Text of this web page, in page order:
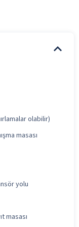
olabilir)
masası
yolu
masası